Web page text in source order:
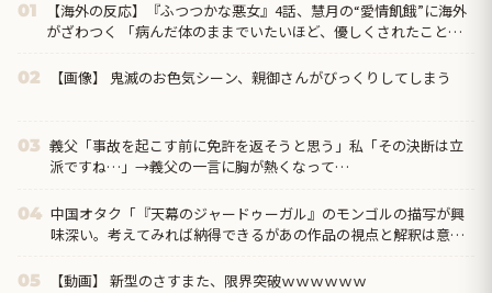
01
【海外の反応】『ふつつかな悪女』4話、慧月の“愛情飢餓”に海外
がざわつく 「病んだ体のままでいたいほど、優しくされたことが
02 【画像】 鬼滅のお色気シーン、親御さんがびっくりしてしまう
03 義父「事故を起こす前に免許を返そうと思う」私「その決断は立
派ですね…」→義父の一言に胸が熱くなって…
04 中国オタク「『天幕のジャードゥーガル』のモンゴルの描写が興
味深い。考えてみれば納得できるがあの作品の視点と解釈は意外
05 【動画】 新型のさすまた、限界突破ｗｗｗｗｗｗ